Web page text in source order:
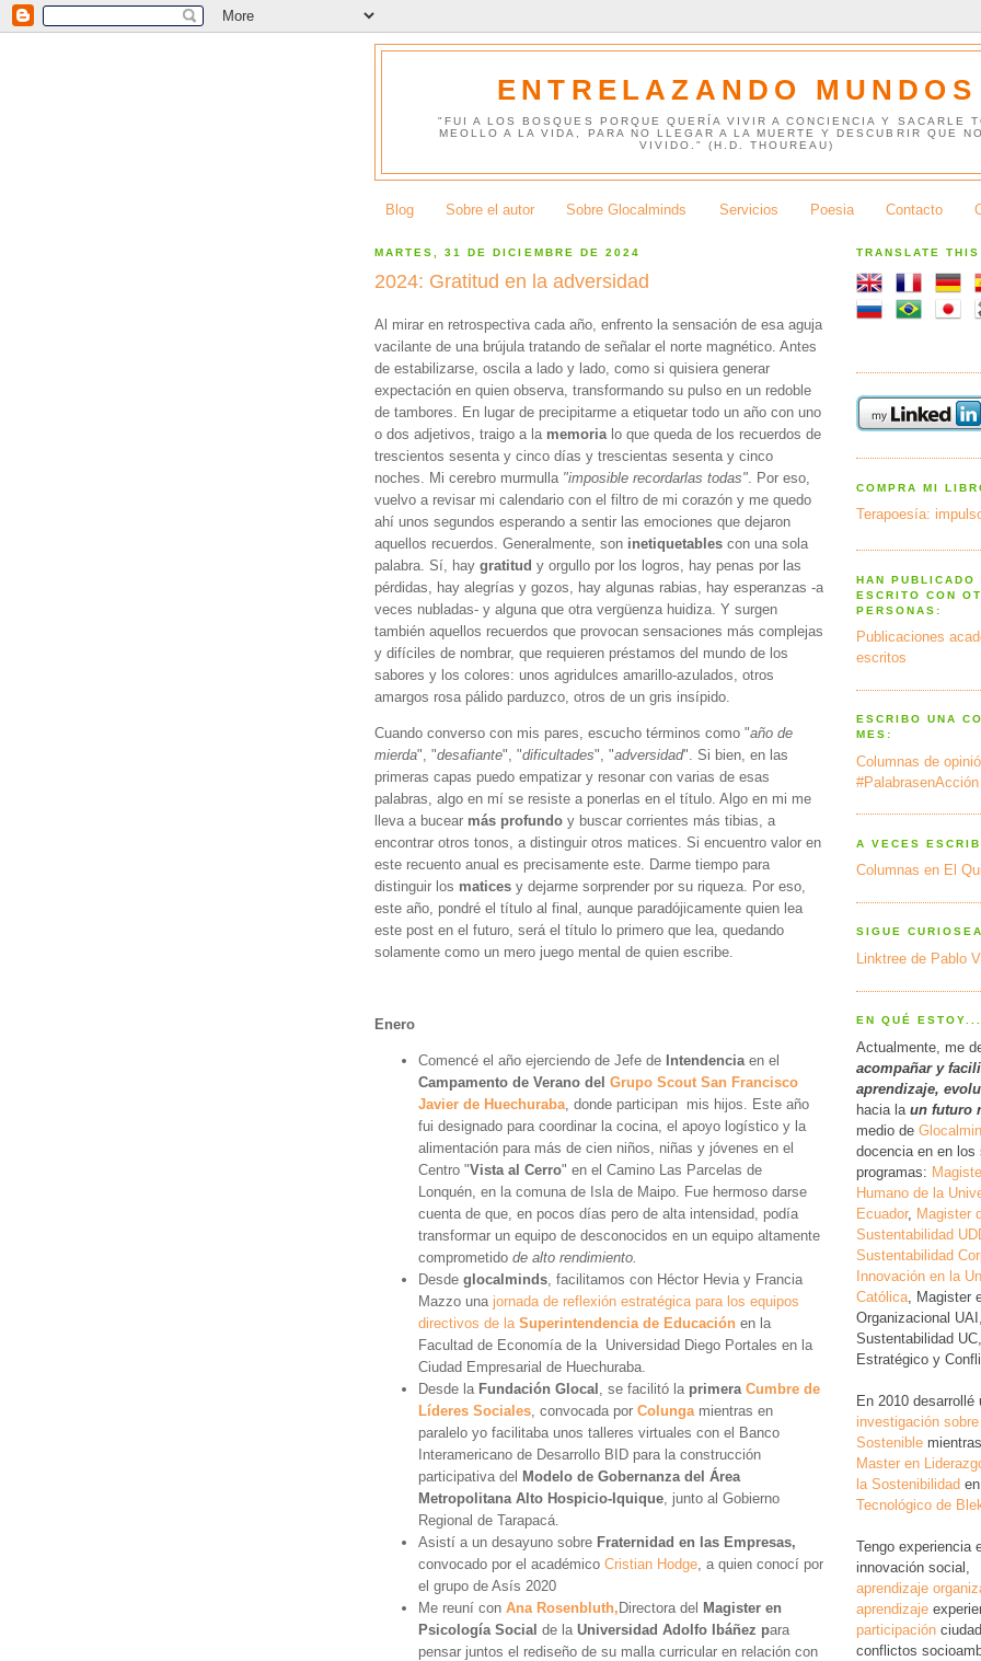
ENTRELAZANDO MUNDOS
"FUI A LOS BOSQUES PORQUE QUERÍA VIVIR A CONCIENCIA Y SACARLE
MEOLLO A LA VIDA, PARA NO LLEGAR A LA MUERTE Y DESCUBRIR QUE
VIVIDO." (H.D. THOUREAU)
Blog Sobre el autor Sobre Glocalminds Servicios Poesia Contacto
MARTES, 31 DE DICIEMBRE DE 2024
2024: Gratitud en la adversidad
Al mirar en retrospectiva cada año, enfrento la sensación de esa aguja
vacilante de una brújula tratando de señalar el norte magnético. Antes
de estabilizarse, oscila a lado y lado, como si quisiera generar
expectación en quien observa, transformando su pulso en un redoble
de tambores. En lugar de precipitarme a etiquetar todo un año con uno
o dos adjetivos, traigo a la memoria lo que queda de los recuerdos de
trescientos sesenta y cinco días y trescientas sesenta y cinco
noches. Mi cerebro murmulla "imposible recordarlas todas" . Por eso,
vuelvo a revisar mi calendario con el filtro de mi corazón y me quedo
ahí unos segundos esperando a sentir las emociones que dejaron
aquellos recuerdos. Generalmente, son inetiquetables con una sola
palabra. Sí, hay gratitud y orgullo por los logros, hay penas por las
pérdidas, hay alegrías y gozos, hay algunas rabias, hay esperanzas -a
veces nubladas- y alguna que otra vergüenza huidiza. Y surgen
también aquellos recuerdos que provocan sensaciones más complejas
y difíciles de nombrar, que requieren préstamos del mundo de los
sabores y los colores: unos agridulces amarillo-azulados, otros
amargos rosa pálido parduzco, otros de un gris insípido.
Cuando converso con mis pares, escucho términos como "año de
mierda", "desafiante", "dificultades", "adversidad". Si bien, en las
primeras capas puedo empatizar y resonar con varias de esas
palabras, algo en mí se resiste a ponerlas en el título. Algo en mi me
lleva a bucear más profundo y buscar corrientes más tibias, a
encontrar otros tonos, a distinguir otros matices. Si encuentro valor en
este recuento anual es precisamente este. Darme tiempo para
distinguir los matices y dejarme sorprender por su riqueza. Por eso,
este año, pondré el título al final, aunque paradójicamente quien lea
este post en el futuro, será el título lo primero que lea, quedando
solamente como un mero juego mental de quien escribe.
Enero
Comencé el año ejerciendo de Jefe de Intendencia en el
Campamento de Verano del Grupo Scout San Francisco
Javier de Huechuraba , donde participan mis hijos. Este año
fui designado para coordinar la cocina, el apoyo logístico y la
alimentación para más de cien niños, niñas y jóvenes en el
Centro "Vista al Cerro" en el Camino Las Parcelas de
Lonquén, en la comuna de Isla de Maipo. Fue hermoso darse
cuenta de que, en pocos días pero de alta intensidad, podía
transformar un equipo de desconocidos en un equipo altamente
comprometido de alto rendimiento.
Desde glocalminds , facilitamos con Héctor Hevia y Francia
Mazzo una jornada de reflexión estratégica para los equipos
directivos de la Superintendencia de Educación en la
Facultad de Economía de la Universidad Diego Portales en la
Ciudad Empresarial de Huechuraba.
Desde la Fundación Glocal , se facilitó la primera Cumbre de
Líderes Sociales , convocada por Colunga mientras en
paralelo yo facilitaba unos talleres virtuales con el Banco
Interamericano de Desarrollo BID para la construcción
participativa del Modelo de Gobernanza del Área
Metropolitana Alto Hospicio-Iquique , junto al Gobierno
Regional de Tarapacá.
Asistí a un desayuno sobre Fraternidad en las Empresas,
convocado por el académico Cristian Hodge , a quien conocí por
el grupo de Asís 2020
Me reuní con Ana Rosenbluth,Directora del Magister en
Psicología Social de la Universidad Adolfo Ibáñez para
pensar juntos el rediseño de su malla curricular en relación con
TRANSLATE
COMPRA MI
Terapoesía:
HAN PUBLICADO
ESCRITO CON
PERSONAS:
Publicaciones
escritos
ESCRIBO UNA
MES:
Columnas de
#PalabrasenAcción
A VECES
Columnas en El
SIGUE
Linktree de Pablo
EN QUÉ ESTOY...
Actualmente, me
acompañar y
aprendizaje,
hacia la un futuro
medio de
docencia en en los
programas:
Humano de la
Ecuador, Magister
Sustentabilidad
Sustentabilidad
Innovación en la
Católica , Magister
Organizacional
Sustentabilidad
Estratégico y
En 2010 desarrollé
investigación
Sostenible
Master en
la Sostenibilidad
Tecnológico de
Tengo experiencia
innovación social,
aprendizaje
aprendizaje
participación
conflictos